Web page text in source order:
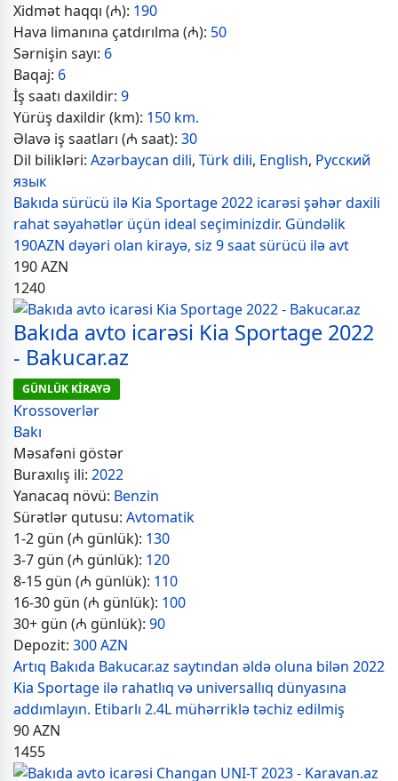
Xidmət haqqı (₼): 190
Hava limanına çatdırılma (₼): 50
Sərnişin sayı: 6
Baqaj: 6
İş saatı daxildir: 9
Yürüş daxildir (km): 150 km.
Əlavə iş saatları (₼ saat): 30
Dil bilikləri: Azərbaycan dili, Türk dili, English, Русский
язык
Bakıda sürücü ilə Kia Sportage 2022 icarəsi şəhər daxili
rahat səyahətlər üçün ideal seçiminizdir. Gündəlik
190AZN dəyəri olan kirayə, siz 9 saat sürücü ilə avt
190AZN
1240
Bakıda avto icarəsi Kia Sportage 2022
- Bakucar.az
GÜNLÜK KİRAYƏ
Krossoverlər
Bakı
Məsafəni göstər
Buraxılış ili: 2022
Yanacaq növü: Benzin
Sürətlər qutusu: Avtomatik
1-2 gün (₼ günlük): 130
3-7 gün (₼ günlük): 120
8-15 gün (₼ günlük): 110
16-30 gün (₼ günlük): 100
30+ gün (₼ günlük): 90
Depozit: 300 AZN
Artıq Bakıda Bakucar.az saytından əldə oluna bilən 2022
Kia Sportage ilə rahatlıq və universallıq dünyasına
addımlayın. Etibarlı 2.4L mühərriklə təchiz edilmiş
90AZN
1455